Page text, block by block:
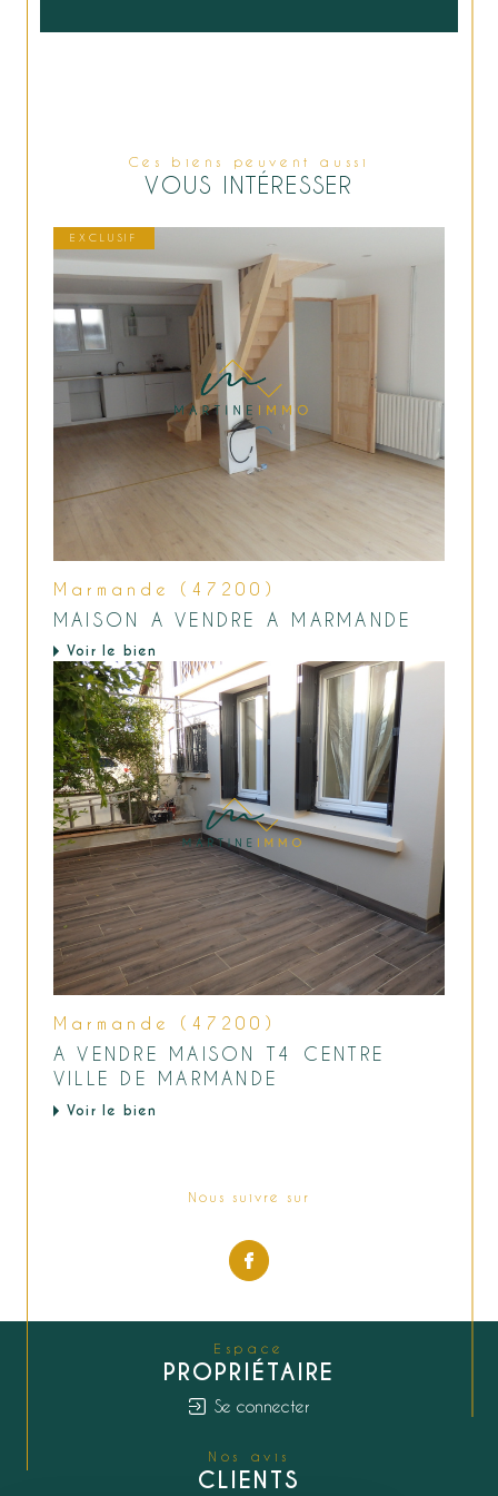
Ces biens peuvent aussi
VOUS INTÉRESSER
EXCLUSIF
Marmande (47200)
MAISON A VENDRE A MARMANDE
Voir le bien
Marmande (47200)
A VENDRE MAISON T4 CENTRE
VILLE DE MARMANDE
Voir le bien
Nous suivre sur
Espace
PROPRIÉTAIRE
Se connecter
Nos avis
CLIENTS